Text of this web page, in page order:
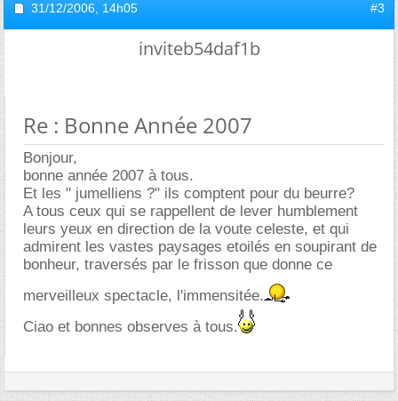
31/12/2006, 14h05 #3
inviteb54daf1b
Re : Bonne Année 2007
Bonjour,
bonne année 2007 à tous.
Et les " jumelliens ?" ils comptent pour du beurre?
A tous ceux qui se rappellent de lever humblement
leurs yeux en direction de la voute celeste, et qui
admirent les vastes paysages etoilés en soupirant de
bonheur, traversés par le frisson que donne ce
merveilleux spectacle, l'immensitée.
Ciao et bonnes observes à tous.